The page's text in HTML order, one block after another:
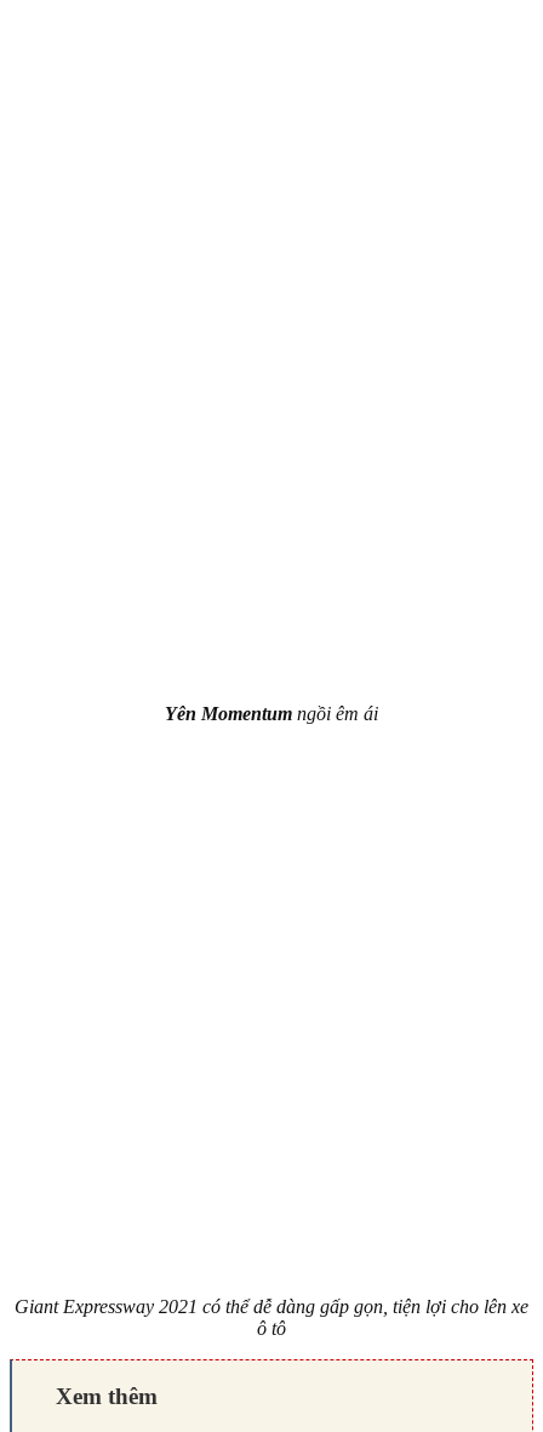
Yên Momentum ngồi êm ái
Giant Expressway 2021 có thể dễ dàng gấp gọn, tiện lợi cho lên xe
ô tô
Xem thêm